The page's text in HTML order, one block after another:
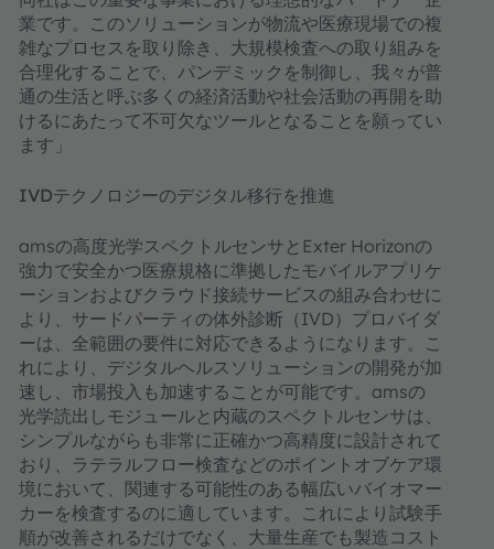
業です。このソリューションが物流や医療現場での複
雑なプロセスを取り除き、大規模検査への取り組みを
合理化することで、パンデミックを制御し、我々が普
通の生活と呼ぶ多くの経済活動や社会活動の再開を助
けるにあたって不可欠なツールとなることを願ってい
ます」
IVDテクノロジーのデジタル移行を推進
amsの高度光学スペクトルセンサとExter Horizonの
強力で安全かつ医療規格に準拠したモバイルアプリケ
ーションおよびクラウド接続サービスの組み合わせに
より、サードパーティの体外診断（IVD）プロバイダ
ーは、全範囲の要件に対応できるようになります。こ
れにより、デジタルヘルスソリューションの開発が加
速し、市場投入も加速することが可能です。amsの
光学読出しモジュールと内蔵のスペクトルセンサは、
シンプルながらも非常に正確かつ高精度に設計されて
おり、ラテラルフロー検査などのポイントオブケア環
境において、関連する可能性のある幅広いバイオマー
カーを検査するのに適しています。これにより試験手
順が改善されるだけでなく、大量生産でも製造コスト